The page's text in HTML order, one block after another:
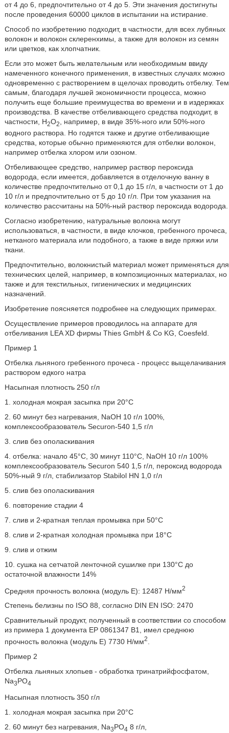
от 4 до 6, предпочтительно от 4 до 5. Эти значения достигнуты
после проведения 60000 циклов в испытании на истирание.
Способ по изобретению подходит, в частности, для всех лубяных
волокон и волокон склеренхимы, а также для волокон из семян
или цветков, как хлопчатник.
Если это может быть желательным или необходимым ввиду
намеченного конечного применения, в известных случаях можно
одновременно с растворением в щелочах проводить отбелку. Тем
самым, благодаря лучшей экономичности процесса, можно
получить еще большие преимущества во времени и в издержках
производства. В качестве отбеливающего средства подходит, в
частности, H2O2
, например, в виде 35%-ного или 50%-ного
водного раствора. Но годятся также и другие отбеливающие
средства, которые обычно применяются для отбелки волокон,
например отбелка хлором или озоном.
Отбеливающее средство, например раствор пероксида
водорода, если имеется, добавляется в отделочную ванну в
количестве предпочтительно от 0,1 до 15 г/л, в частности от 1 до
10 г/л и предпочтительно от 5 до 10 г/л. При том указания на
количество рассчитаны на 50%-ный раствор пероксида водорода.
Согласно изобретению, натуральные волокна могут
использоваться, в частности, в виде клочков, гребенного прочеса,
нетканого материала или подобного, а также в виде пряжи или
ткани.
Предпочтительно, волокнистый материал может применяться для
технических целей, например, в композиционных материалах, но
также и для текстильных, гигиенических и медицинских
назначений.
Изобретение поясняется подробнее на следующих примерах.
Осуществление примеров проводилось на аппарате для
отбеливания LEA XD фирмы Thies GmbH & Со KG, Coesfeld.
Пример 1
Отбелка льняного гребенного прочеса - процесс выщелачивания
раствором едкого натра
Насыпная плотность 250 г/л
1. холодная мокрая засыпка при 20°C
2. 60 минут без нагревания, NaOH 10 г/л 100%,
комплексообразователь Securon-540 1,5 г/л
3. слив без ополаскивания
4. отбелка: начало 45°C, 30 минут 110°C, NaOH 10 г/л 100%
комплексообразователь Securon 540 1,5 г/л, пероксид водорода
50%-ный 9 г/л, стабилизатор Stabilol HN 1,0 г/л
5. слив без ополаскивания
6. повторение стадии 4
7. слив и 2-кратная теплая промывка при 50°C
8. слив и 2-кратная холодная промывка при 18°C
9. слив и отжим
10. сушка на сетчатой ленточной сушилке при 130°C до
остаточной влажности 14%
Средняя прочность волокна (модуль Е): 12487 Н/мм2
Степень белизны по ISO 88, согласно DIN EN ISO: 2470
Сравнительный продукт, полученный в соответствии со способом
из примера 1 документа EP 0861347 B1, имел среднюю
прочность волокна (модуль Е) 7730 Н/мм2
Пример 2
Отбелка льняных хлопьев - обработка тринатрийфосфатом,
Na3PO4
Насыпная плотность 350 г/л
1. холодная мокрая засыпка при 20°C
2. 60 минут без нагревания, Na3PO4 8 г/л,